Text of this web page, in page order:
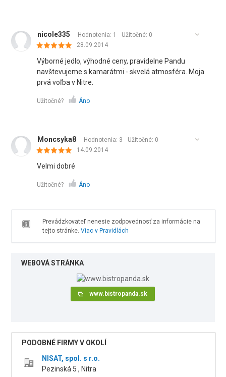
nicole335 Hodnotenia: 1 Užitočné: 0
28.09.2014
Výborné jedlo, výhodné ceny, pravidelne Pandu
navštevujeme s kamarátmi - skvelá atmosféra. Moja
prvá voľba v Nitre.
Užitočné? Áno
Moncsyka8 Hodnotenia: 3 Užitočné: 0
14.09.2014
Velmi dobré
Užitočné? Áno
Prevádzkovateľ nenesie zodpovednosť za informácie na
tejto stránke. Viac v Pravidlách
WEBOVÁ STRÁNKA
www.bistropanda.sk
PODOBNÉ FIRMY V OKOLÍ
NISAT, spol. s r.o.
Pezinská 5 , Nitra